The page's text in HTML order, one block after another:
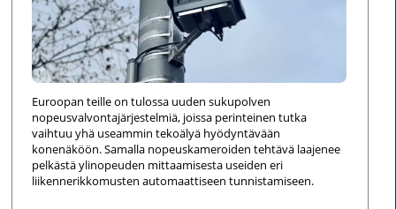
Euroopan teille on tulossa uuden sukupolven
nopeusvalvontajärjestelmiä, joissa perinteinen tutka
vaihtuu yhä useammin tekoälyä hyödyntävään
konenäköön. Samalla nopeuskameroiden tehtävä laajenee
pelkästä ylinopeuden mittaamisesta useiden eri
liikennerikkomusten automaattiseen tunnistamiseen.